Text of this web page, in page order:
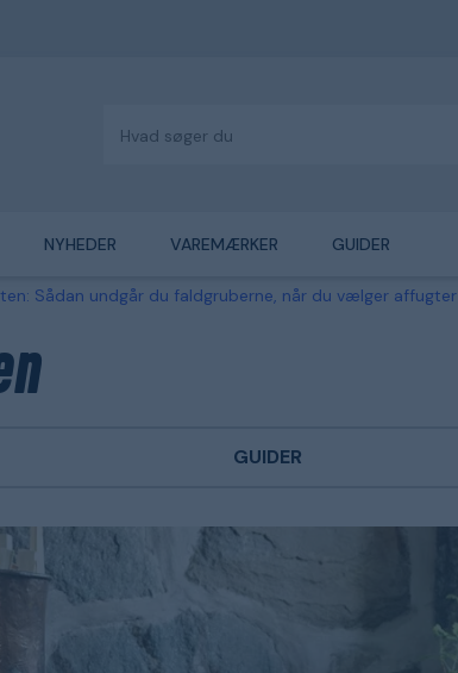
NYHEDER VAREMÆRKER GUIDER
Sådan undgår du faldgruberne, når du vælger affugter
GUIDER